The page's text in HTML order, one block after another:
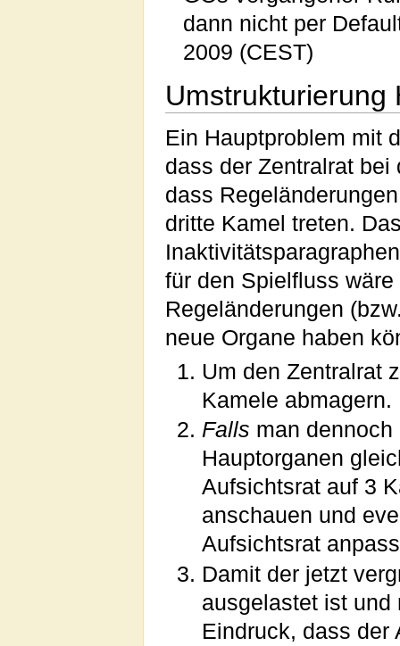
dann nicht per
2009 (CEST)
Umstrukturierung
Ein Hauptproblem mit
dass der Zentralrat
dass
dritte Kamel treten.
für den Spielfluss
Regeländerungen
neue Organe haben
Um den Zentralrat
Kamele abmagern.
Falls man
Hauptorganen
Aufsichtsrat auf 3
anschauen und
Aufsichtsrat
Damit der jetzt
ausgelastet ist und
Eindruck, dass der